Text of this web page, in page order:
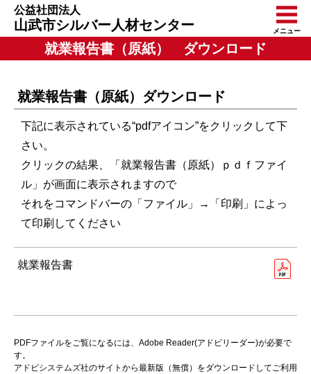
公益社団法人
山武市シルバー人材センター メニュー
就業報告書（原紙） ダウンロード
就業報告書（原紙）ダウンロード
下記に表示されている“pdfアイコン”をクリックして下
さい。
クリックの結果、「就業報告書（原紙）ｐｄｆファイ
ル」が画面に表示されますので
それをコマンドバーの「ファイル」→「印刷」によっ
て印刷してください
就業報告書
PDFファイルをご覧になるには、Adobe Reader(アドビリーダー)が必要で
す。
アドビシステムズ社のサイトから最新版（無償）をダウンロードしてご利用